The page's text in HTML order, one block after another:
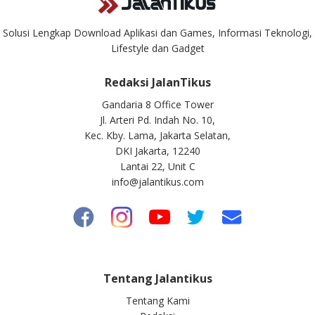
Solusi Lengkap Download Aplikasi dan Games, Informasi Teknologi,
Lifestyle dan Gadget
Redaksi JalanTikus
Gandaria 8 Office Tower
Jl. Arteri Pd. Indah No. 10,
Kec. Kby. Lama, Jakarta Selatan,
DKI Jakarta, 12240
Lantai 22, Unit C
info@jalantikus.com
Tentang Jalantikus
Tentang Kami